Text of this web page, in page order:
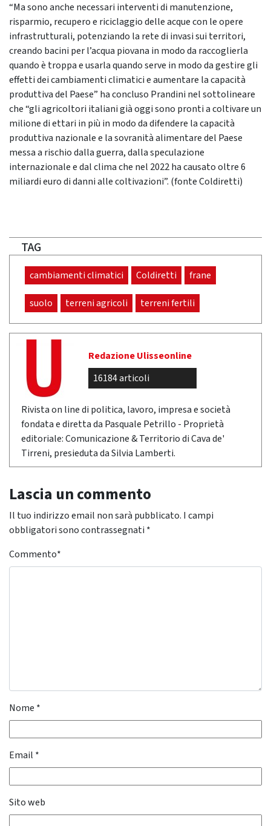
“Ma sono anche necessari interventi di manutenzione,
risparmio, recupero e riciclaggio delle acque con le opere
infrastrutturali, potenziando la rete di invasi sui territori,
creando bacini per l’acqua piovana in modo da raccoglierla
quando è troppa e usarla quando serve in modo da gestire gli
effetti dei cambiamenti climatici e aumentare la capacità
produttiva del Paese” ha concluso Prandini nel sottolineare
che “gli agricoltori italiani già oggi sono pronti a coltivare un
milione di ettari in più in modo da difendere la capacità
produttiva nazionale e la sovranità alimentare del Paese
messa a rischio dalla guerra, dalla speculazione
internazionale e dal clima che nel 2022 ha causato oltre 6
miliardi euro di danni alle coltivazioni”. (fonte Coldiretti)
TAG
cambiamenti climatici Coldiretti frane
suolo terreni agricoli terreni fertili
Redazione Ulisseonline
16184 articoli
Rivista on line di politica, lavoro, impresa e società
fondata e diretta da Pasquale Petrillo - Proprietà
editoriale: Comunicazione & Territorio di Cava de'
Tirreni, presieduta da Silvia Lamberti.
Lascia un commento
Il tuo indirizzo email non sarà pubblicato. I campi
obbligatori sono contrassegnati *
Commento*
Nome *
Email *
Sito web